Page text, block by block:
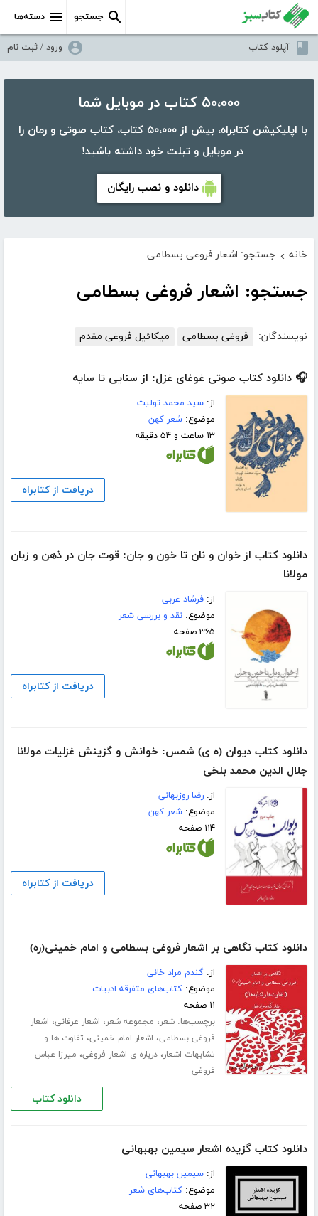
دسته‌ها جستجو
آپلود کتاب ورود / ثبت نام
۵۰،۰۰۰ کتاب در موبایل شما
با اپلیکیشن کتابراه، بیش از ۵۰،۰۰۰ کتاب، کتاب صوتی و رمان را
در موبایل و تبلت خود داشته باشید!
دانلود و نصب رایگان
خانه › جستجو: اشعار فروغی بسطامی
جستجو: اشعار فروغی بسطامی
نویسندگان: فروغی بسطامی میکائیل فروغی مقدم
🎧 دانلود کتاب صوتی غوغای غزل: از سنایی تا سایه
از:سید محمد تولیت
موضوع:شعر کهن
۱۳ ساعت و ۵۴ دقیقه
دریافت از کتابراه
دانلود کتاب از خوان و نان تا خون و جان: قوت جان در ذهن و زبان
مولانا
از:فرشاد عربی
موضوع:نقد و بررسی شعر
۳۶۵ صفحه
دریافت از کتابراه
دانلود کتاب دیوان (ه ی) شمس: خوانش و گزینش غزلیات مولانا
جلال الدین محمد بلخی
از:رضا روزبهانی
موضوع:شعر کهن
۱۱۴ صفحه
دریافت از کتابراه
دانلود کتاب نگاهی بر اشعار فروغی بسطامی و امام خمینی(ره)
از:گندم مراد خانی
موضوع:کتاب‌های متفرقه ادبیات
۱۱ صفحه
برچسب‌ها:شعر، مجموعه شعر، اشعار عرفانی، اشعار
فروغی بسطامی، اشعار امام خمینی، تفاوت ها و
تشابهات اشعار،درباره ی اشعار فروغی، میرزا عباس
فروغی
دانلود کتاب
دانلود کتاب گزیده اشعار سیمین بهبهانی
از:سیمین بهبهانی
موضوع:کتاب‌های شعر
۳۲ صفحه